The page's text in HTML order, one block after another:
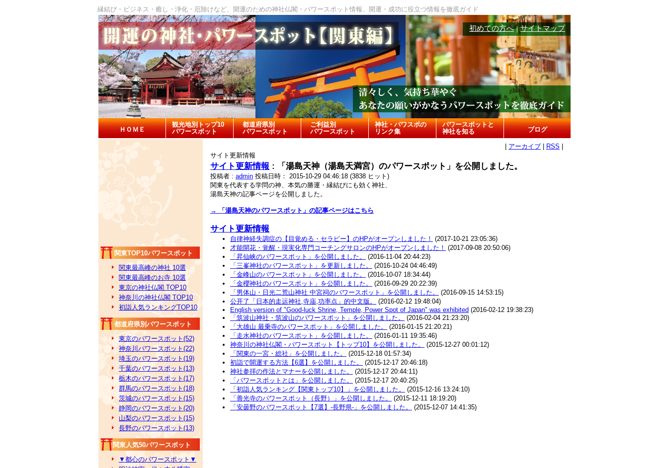
縁結び・ビジネス・癒し・浄化・厄除けなど、開運のための神社仏閣・パワースポット情報、開運・成功に役立つ情報を徹底ガイド
初めての方へ｜サイトマップ
ＨＯＭＥ
観光地別トップ10
パワースポット
都道府県別
パワースポット
ご利益別
パワースポット
神社・パワスポの
リンク集
パワースポットと
神社を知る
ブログ
関東TOP10パワースポット
関東最高峰の神社 10選
関東最高峰のお寺 10選
東京の神社仏閣 TOP10
神奈川の神社仏閣 TOP10
初詣人気ランキングTOP10
都道府県別パワースポット
東京のパワースポット(52)
神奈川パワースポット(22)
埼玉のパワースポット(19)
千葉のパワースポット(13)
栃木のパワースポット(17)
群馬のパワースポット(18)
茨城のパワースポット(15)
静岡のパワースポット(20)
山梨のパワースポット(15)
長野のパワースポット(13)
関東人気50パワースポット
▼都心のパワースポット▼
アーカイブ RSS
サイト更新情報
サイト更新情報 : 「湯島天神（湯島天満宮）のパワースポット」を公開しました。
投稿者 : admin 投稿日時： 2015-10-29 04:46:18 (3838 ヒット )
関東を代表する学問の神、本気の勝運・縁結びにも効く神社、
湯島天神の記事ページを公開しました。
→ 「湯島天神のパワースポット」の記事ページはこちら
サイト更新情報
自律神経失調症の【目覚める・セラピー】のHPがオープンしました！ (2017-10-21 23:05:36)
才能開花・覚醒・現実化専門コーチングサロンのHPがオープンしました！ (2017-09-08 20:50:06)
「昇仙峡のパワースポット」を公開しました。
(2016-11-04 20:44:23)
「三峯神社のパワースポット」を更新しました。
(2016-10-24 04:46:49)
「金峰山のパワースポット」を公開しました。
(2016-10-07 18:34:44)
「金櫻神社のパワースポット」を公開しました。
(2016-09-29 20:22:39)
「男体山・日光二荒山神社 中宮祠のパワースポット」を公開しました。
(2016-09-15 14:53:15)
公开了「日本的走运神社,寺庙,功率点」的中文版。
(2016-02-12 19:48:04)
English version of "Good-luck Shrine, Temple, Power Spot of Japan" was exhibited (2016-02-12 19:38:23)
「筑波山神社・筑波山のパワースポット」を公開しました。
(2016-02-04 21:23:20)
「大雄山 最乗寺のパワースポット」を公開しました。
(2016-01-15 21:20:21)
「走水神社のパワースポット」を公開しました。
(2016-01-11 19:35:46)
神奈川の神社仏閣・パワースポット【トップ10】を公開しました。
(2015-12-27 00:01:12)
「関東の一宮・総社」を公開しました。
(2015-12-18 01:57:34)
初詣で開運する方法【6選】を公開しました。
(2015-12-17 20:46:18)
神社参拝の作法とマナーを公開しました。
(2015-12-17 20:44:11)
「パワースポットとは」を公開しました。
(2015-12-17 20:40:25)
「初詣人気ランキング【関東トップ10】」を公開しました。
(2015-12-16 13:24:10)
「善光寺のパワースポット（長野）」を公開しました。
(2015-12-11 18:19:20)
「安曇野のパワースポット【7選】-長野県-」を公開しました。
(2015-12-07 14:41:35)